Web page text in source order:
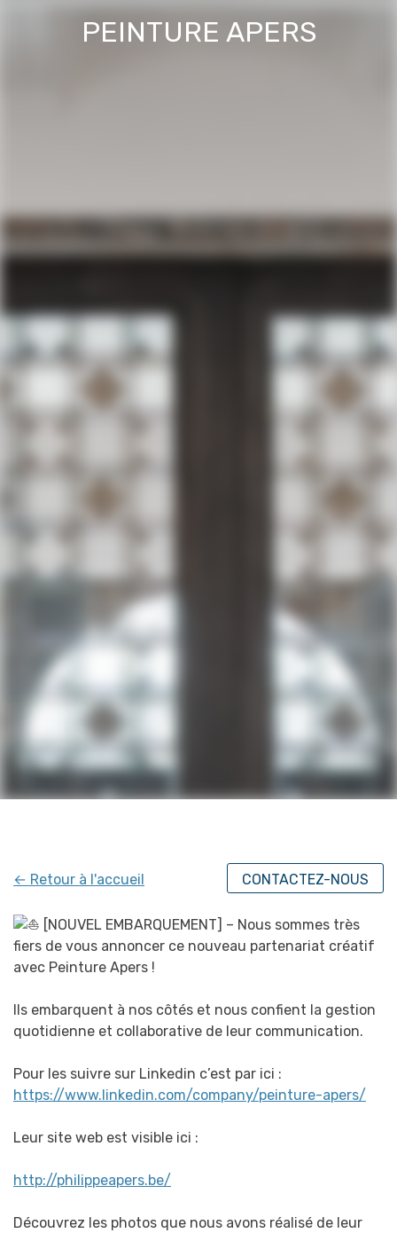
PEINTURE APERS
← Retour à l'accueil CONTACTEZ-NOUS
[NOUVEL EMBARQUEMENT] – Nous sommes très
fiers de vous annoncer ce nouveau partenariat créatif
avec Peinture Apers !
Ils embarquent à nos côtés et nous confient la gestion
quotidienne et collaborative de leur communication.
Pour les suivre sur Linkedin c’est par ici :
https://www.linkedin.com/company/peinture-apers/
Leur site web est visible ici :
http://philippeapers.be/
Découvrez les photos que nous avons réalisé de leur